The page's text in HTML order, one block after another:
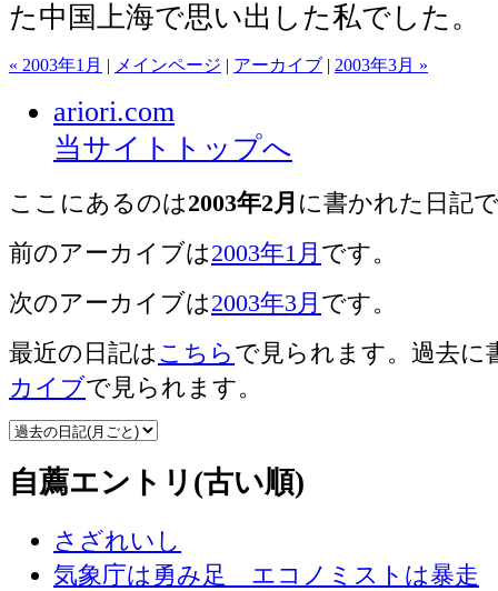
た中国上海で思い出した私でした。
« 2003年1月 | メインページ | アーカイブ | 2003年3月 »
ariori.com
当サイトトップへ
ここにあるのは2003年2月 に書かれた日記
前のアーカイブは2003年1月 です。
次のアーカイブは2003年3月 です。
最近の日記は こちら で見られます。過去に
カイブで見られます。
自薦エントリ(古い順)
さざれいし
気象庁は勇み足 エコノミストは暴走